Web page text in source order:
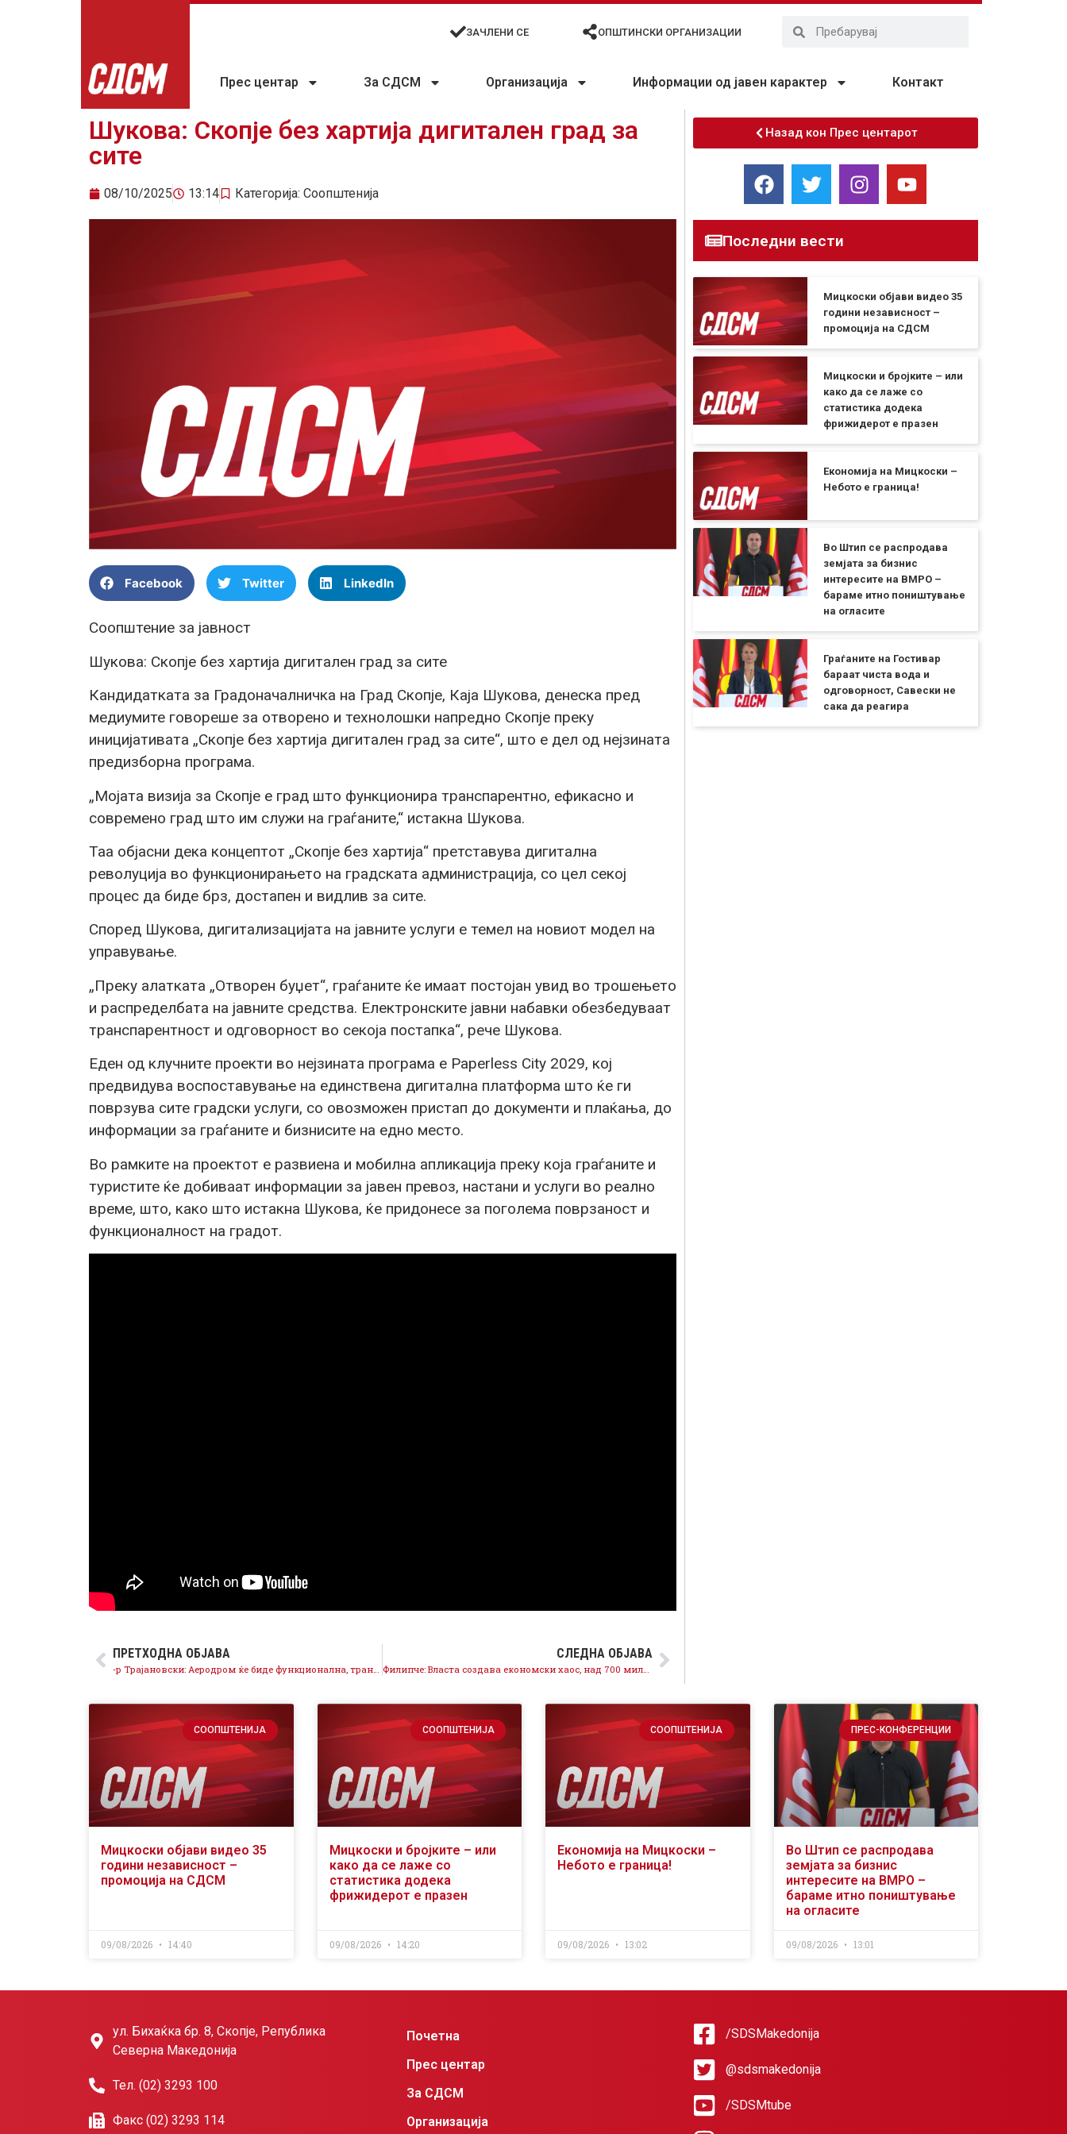
ЗАЧЛЕНИ СЕ ОПШТИНСКИ ОРГАНИЗАЦИИ
Прес центар За СДСМ Организација Информации од јавен карактер Контакт
Шукова: Скопје без хартија дигитален град за
сите
08/10/2025 13:14 Категорија: Соопштенија
Facebook Twitter LinkedIn
Соопштение за јавност
Шукова: Скопје без хартија дигитален град за сите
Кандидатката за Градоначалничка на Град Скопје, Каја Шукова, денеска пред
медиумите говореше за отворено и технолошки напредно Скопје преку
иницијативата „Скопје без хартија дигитален град за сите“, што е дел од нејзината
предизборна програма.
„Мојата визија за Скопје е град што функционира транспарентно, ефикасно и
современо град што им служи на граѓаните,“ истакна Шукова.
Таа објасни дека концептот „Скопје без хартија“ претставува дигитална
револуција во функционирањето на градската администрација, со цел секој
процес да биде брз, достапен и видлив за сите.
Според Шукова, дигитализацијата на јавните услуги е темел на новиот модел на
управување.
„Преку алатката „Отворен буџет“, граѓаните ќе имаат постојан увид во трошењето
и распределбата на јавните средства. Електронските јавни набавки обезбедуваат
транспарентност и одговорност во секоја постапка“, рече Шукова.
Еден од клучните проекти во нејзината програма е Paperless City 2029, кој
предвидува воспоставување на единствена дигитална платформа што ќе ги
поврзува сите градски услуги, со овозможен пристап до документи и плаќања, до
информации за граѓаните и бизнисите на едно место.
Во рамките на проектот е развиена и мобилна апликација преку која граѓаните и
туристите ќе добиваат информации за јавен превоз, настани и услуги во реално
време, што, како што истакна Шукова, ќе придонесе за поголема поврзаност и
функционалност на градот.
ПРЕТХОДНА ОБЈАВА
-р Трајановски: Аеродром ќе биде функционална, транспарентна и услужна општина
СЛЕДНА ОБЈАВА
Филипче: Власта создава економски хаос, над 700 милиони евра долг кон фирмите
Назад кон Прес центарот
Последни вести
Мицкоски објави видео 35
години независност –
промоција на СДСМ
Мицкоски и бројките – или
како да се лаже со
статистика додека
фрижидерот е празен
Економија на Мицкоски –
Небото е граница!
Во Штип се распродава
земјата за бизнис
интересите на ВМРО –
бараме итно поништување
на огласите
Граѓаните на Гостивар
бараат чиста вода и
одговорност, Савески не
сака да реагира
СООПШТЕНИЈА
Мицкоски објави видео 35
години независност –
промоција на СДСМ
09/08/2026 14:40
СООПШТЕНИЈА
Мицкоски и бројките – или
како да се лаже со
статистика додека
фрижидерот е празен
09/08/2026 14:20
СООПШТЕНИЈА
Економија на Мицкоски –
Небото е граница!
09/08/2026 13:02
ПРЕС-КОНФЕРЕНЦИИ
Во Штип се распродава
земјата за бизнис
интересите на ВМРО –
бараме итно поништување
на огласите
09/08/2026 13:01
ул. Бихаќка бр. 8, Скопје, Република
Северна Македонија
Тел. (02) 3293 100
Факс (02) 3293 114
Почетна
Прес центар
За СДСМ
Организација
/SDSMakedonija
@sdsmakedonija
/SDSMtube